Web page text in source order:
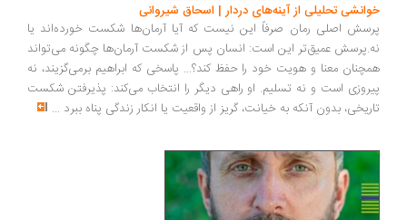
تحلیلی از آینه‌های دردار | اسحاق شیروانی
اصلی رمان صرفاً این نیست که آیا آرمان‌ها شکست خورده‌اند یا
عمیق‌تر این است: انسان پس از شکست آرمان‌ها چگونه می‌تواند
معنا و هویت خود را حفظ کند؟... پاسخی که ابراهیم برمی‌گزیند، نه
است و نه تسلیم. او راهی دیگر را انتخاب می‌کند: پذیرفتن شکست
بدون آنکه به خیانت، گریز از واقعیت یا انکار زندگی پناه ببرد...